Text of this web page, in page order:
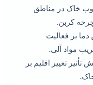
خاک در مناطق
کربن.
بر فعالیت
مواد آلی.
تغییر اقلیم بر